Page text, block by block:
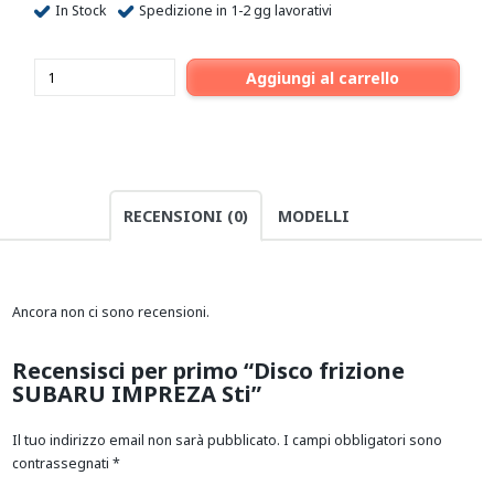
In Stock Spedizione in 1-2 gg lavorativi
Aggiungi al carrello
RECENSIONI (0) MODELLI
Ancora non ci sono recensioni.
Recensisci per primo “Disco frizione
SUBARU IMPREZA Sti”
Il tuo indirizzo email non sarà pubblicato. I campi obbligatori sono
contrassegnati *